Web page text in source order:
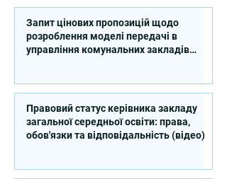
Запит цінових пропозицій щодо
розроблення моделі передачі в
управління комунальних закладів
Правовий статус керівника закладу
загальної середньої освіти: права,
обов'язки та відповідальність (відео)